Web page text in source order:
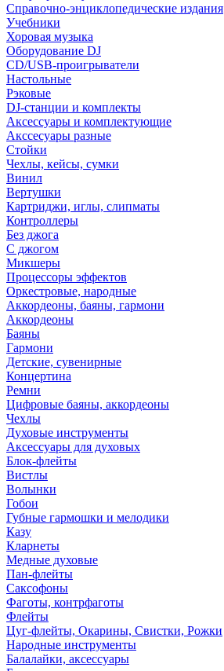
Справочно-энциклопедические издания
Учебники
Хоровая музыка
Оборудование DJ
CD/USB-проигрыватели
Настольные
Рэковые
DJ-станции и комплекты
Аксессуары и комплектующие
Акссесуары разные
Стойки
Чехлы, кейсы, сумки
Винил
Вертушки
Картриджи, иглы, слипматы
Контроллеры
Без джога
С джогом
Микшеры
Процессоры эффектов
Оркестровые, народные
Аккордеоны, баяны, гармони
Аккордеоны
Баяны
Гармони
Детские, сувенирные
Концертина
Ремни
Цифровые баяны, аккордеоны
Чехлы
Духовые инструменты
Аксессуары для духовых
Блок-флейты
Вистлы
Волынки
Гобои
Губные гармошки и мелодики
Казу
Кларнеты
Медные духовые
Пан-флейты
Саксофоны
Фаготы, контрфаготы
Флейты
Цуг-флейты, Окарины, Свистки, Рожки
Народные инструменты
Балалайки, аксессуары